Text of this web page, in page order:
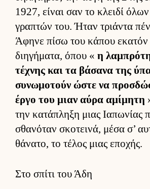
1927, εί­ναι σαν το κλειδί
γραπτών του. Ήταν τριάντα
Άφηνε πίσω του κάπου εκατόν
διηγήματα, όπου « η
τέχνης και τα βάσανα της
συνωμοτούν ώστε να
έργο του μιαν αύρα αμίμητη
την κατάπληξη μιας Ια­πωνίας
σθανόταν σκοτει­νά, μέσα σ’
θάνατο, το τέλος μιας εποχής.
Στο σπίτι του Άδη